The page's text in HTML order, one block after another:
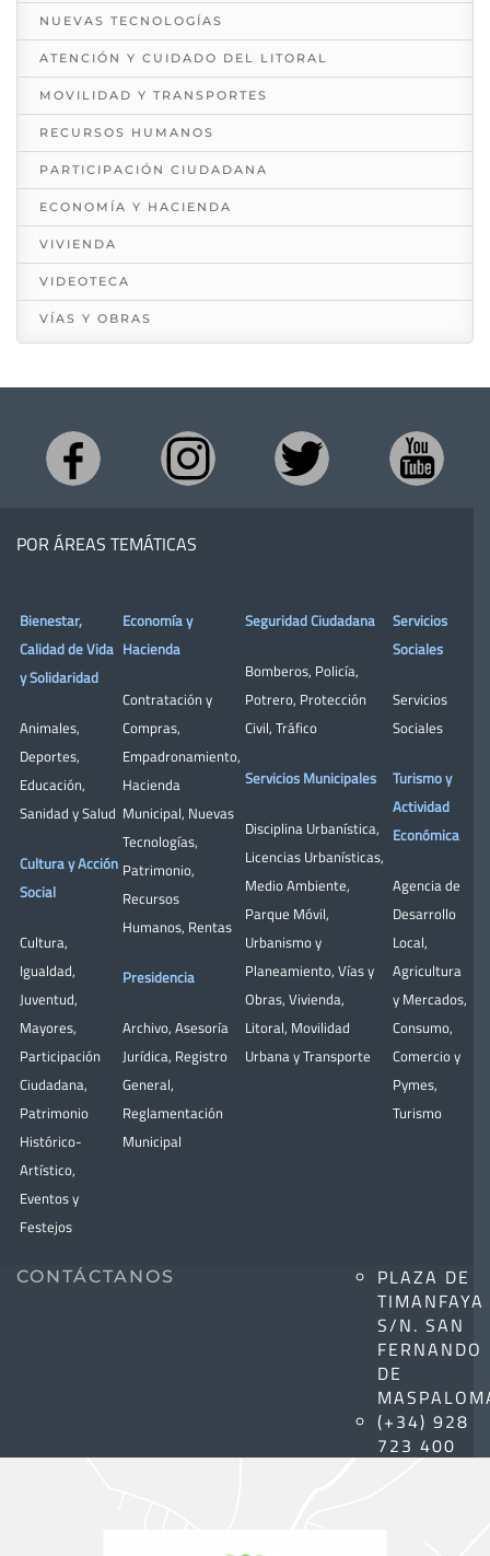
NUEVAS TECNOLOGÍAS
ATENCIÓN Y CUIDADO DEL LITORAL
MOVILIDAD Y TRANSPORTES
RECURSOS HUMANOS
PARTICIPACIÓN CIUDADANA
ECONOMÍA Y HACIENDA
VIVIENDA
VIDEOTECA
VÍAS Y OBRAS
POR ÁREAS TEMÁTICAS
Bienestar,
Calidad de Vida
y Solidaridad
Animales,
Deportes,
Educación,
Sanidad y Salud
Cultura y Acción
Social
Cultura,
Igualdad,
Juventud,
Mayores,
Participación
Ciudadana,
Patrimonio
Histórico-
Artístico,
Eventos y
Festejos
Economía y
Hacienda
Contratación y
Compras,
Empadronamiento,
Hacienda
Municipal, Nuevas
Tecnologías,
Patrimonio,
Recursos
Humanos, Rentas
Presidencia
Archivo, Asesoría
Jurídica, Registro
General,
Reglamentación
Municipal
Seguridad Ciudadana
Bomberos, Policía,
Potrero, Protección
Civil, Tráfico
Servicios Municipales
Disciplina Urbanística,
Licencias Urbanísticas,
Medio Ambiente,
Parque Móvil,
Urbanismo y
Planeamiento, Vías y
Obras, Vivienda,
Litoral, Movilidad
Urbana y Transporte
Servicios
Sociales
Servicios
Sociales
Turismo y
Actividad
Económica
Agencia de
Desarrollo
Local,
Agricultura
y Mercados,
Consumo,
Comercio y
Pymes,
Turismo
CONTÁCTANOS
PLAZA DE
TIMANFAYA
S/N. SAN
FERNANDO
DE
(+34) 928
723 400